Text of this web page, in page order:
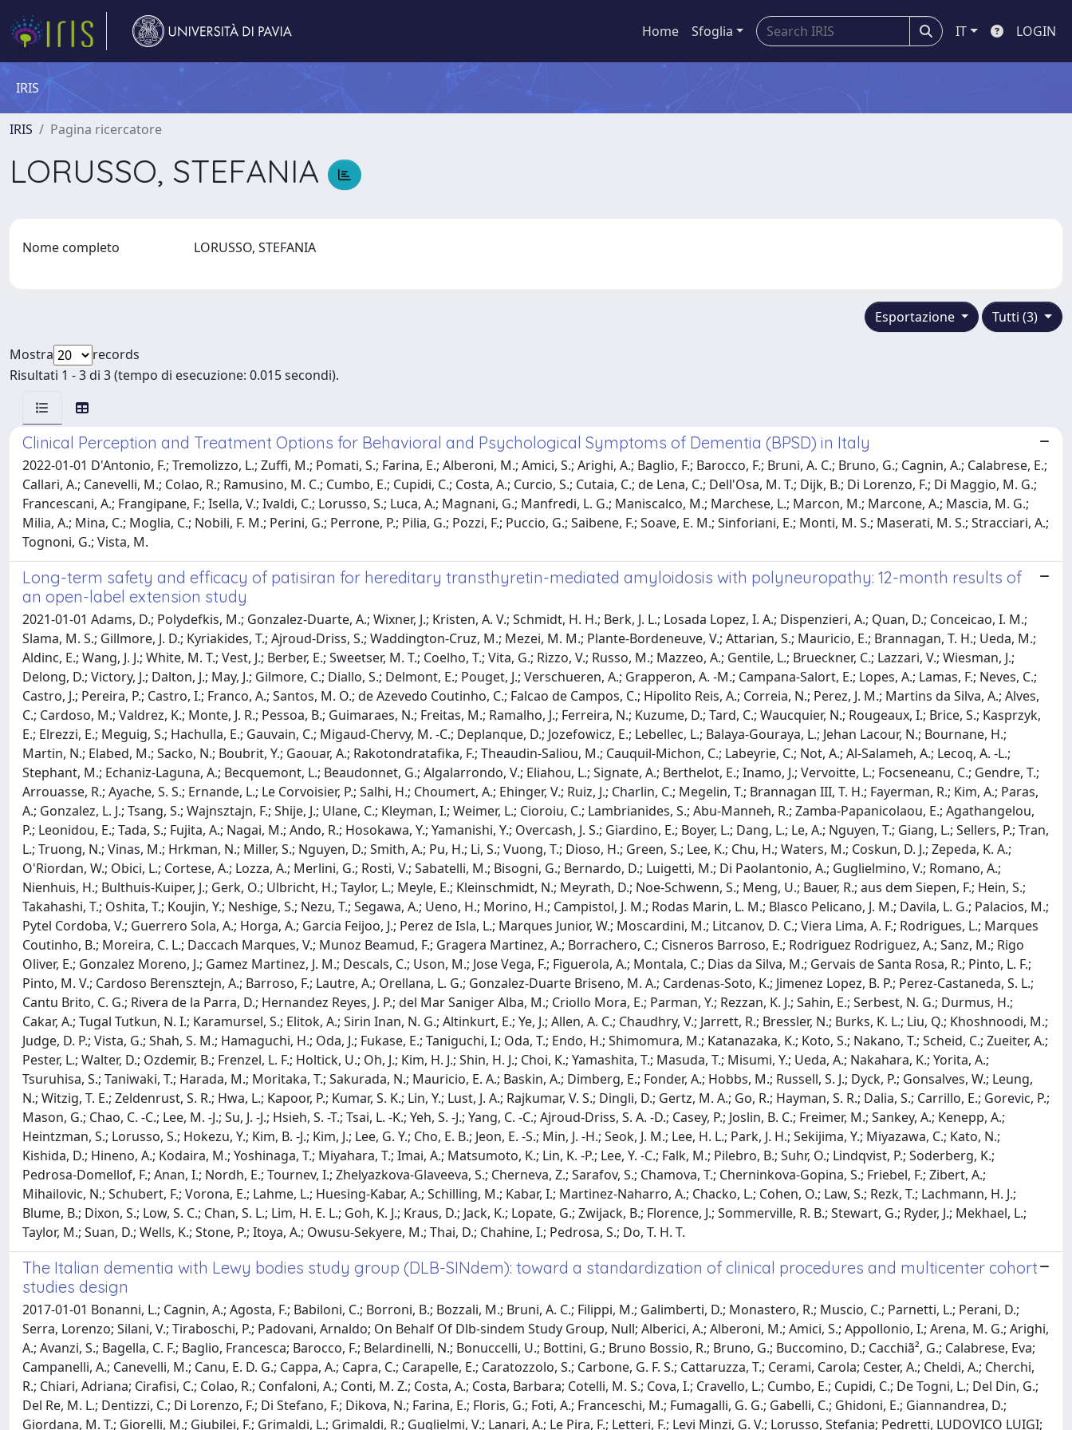
Home Sfoglia IT LOGIN
IRIS
IRIS Pagina ricercatore
LORUSSO, STEFANIA
Nome completo LORUSSO, STEFANIA
Tutti (3)
Esportazione
Mostra
records
Risultati 1 - 3 di 3 (tempo di esecuzione: 0.015 secondi).
Clinical Perception and Treatment Options for Behavioral and Psychological Symptoms of Dementia (BPSD) in Italy
2022-01-01 D'Antonio, F.; Tremolizzo, L.; Zuffi, M.; Pomati, S.; Farina, E.; Alberoni, M.; Amici, S.; Arighi, A.; Baglio, F.; Barocco, F.; Bruni, A. C.; Bruno, G.; Cagnin, A.; Calabrese, E.;
Callari, A.; Canevelli, M.; Colao, R.; Ramusino, M. C.; Cumbo, E.; Cupidi, C.; Costa, A.; Curcio, S.; Cutaia, C.; de Lena, C.; Dell'Osa, M. T.; Dijk, B.; Di Lorenzo, F.; Di Maggio, M. G.;
Francescani, A.; Frangipane, F.; Isella, V.; Ivaldi, C.; Lorusso, S.; Luca, A.; Magnani, G.; Manfredi, L. G.; Maniscalco, M.; Marchese, L.; Marcon, M.; Marcone, A.; Mascia, M. G.;
Milia, A.; Mina, C.; Moglia, C.; Nobili, F. M.; Perini, G.; Perrone, P.; Pilia, G.; Pozzi, F.; Puccio, G.; Saibene, F.; Soave, E. M.; Sinforiani, E.; Monti, M. S.; Maserati, M. S.; Stracciari, A.;
Tognoni, G.; Vista, M.
Long-term safety and efficacy of patisiran for hereditary transthyretin-mediated amyloidosis with polyneuropathy: 12-month results of
an open-label extension study
2021-01-01 Adams, D.; Polydefkis, M.; Gonzalez-Duarte, A.; Wixner, J.; Kristen, A. V.; Schmidt, H. H.; Berk, J. L.; Losada Lopez, I. A.; Dispenzieri, A.; Quan, D.; Conceicao, I. M.;
Slama, M. S.; Gillmore, J. D.; Kyriakides, T.; Ajroud-Driss, S.; Waddington-Cruz, M.; Mezei, M. M.; Plante-Bordeneuve, V.; Attarian, S.; Mauricio, E.; Brannagan, T. H.; Ueda, M.;
Aldinc, E.; Wang, J. J.; White, M. T.; Vest, J.; Berber, E.; Sweetser, M. T.; Coelho, T.; Vita, G.; Rizzo, V.; Russo, M.; Mazzeo, A.; Gentile, L.; Brueckner, C.; Lazzari, V.; Wiesman, J.;
Delong, D.; Victory, J.; Dalton, J.; May, J.; Gilmore, C.; Diallo, S.; Delmont, E.; Pouget, J.; Verschueren, A.; Grapperon, A. -M.; Campana-Salort, E.; Lopes, A.; Lamas, F.; Neves, C.;
Castro, J.; Pereira, P.; Castro, I.; Franco, A.; Santos, M. O.; de Azevedo Coutinho, C.; Falcao de Campos, C.; Hipolito Reis, A.; Correia, N.; Perez, J. M.; Martins da Silva, A.; Alves,
C.; Cardoso, M.; Valdrez, K.; Monte, J. R.; Pessoa, B.; Guimaraes, N.; Freitas, M.; Ramalho, J.; Ferreira, N.; Kuzume, D.; Tard, C.; Waucquier, N.; Rougeaux, I.; Brice, S.; Kasprzyk,
E.; Elrezzi, E.; Meguig, S.; Hachulla, E.; Gauvain, C.; Migaud-Chervy, M. -C.; Deplanque, D.; Jozefowicz, E.; Lebellec, L.; Balaya-Gouraya, L.; Jehan Lacour, N.; Bournane, H.;
Martin, N.; Elabed, M.; Sacko, N.; Boubrit, Y.; Gaouar, A.; Rakotondratafika, F.; Theaudin-Saliou, M.; Cauquil-Michon, C.; Labeyrie, C.; Not, A.; Al-Salameh, A.; Lecoq, A. -L.;
Stephant, M.; Echaniz-Laguna, A.; Becquemont, L.; Beaudonnet, G.; Algalarrondo, V.; Eliahou, L.; Signate, A.; Berthelot, E.; Inamo, J.; Vervoitte, L.; Focseneanu, C.; Gendre, T.;
Arrouasse, R.; Ayache, S. S.; Ernande, L.; Le Corvoisier, P.; Salhi, H.; Choumert, A.; Ehinger, V.; Ruiz, J.; Charlin, C.; Megelin, T.; Brannagan III, T. H.; Fayerman, R.; Kim, A.; Paras,
A.; Gonzalez, L. J.; Tsang, S.; Wajnsztajn, F.; Shije, J.; Ulane, C.; Kleyman, I.; Weimer, L.; Cioroiu, C.; Lambrianides, S.; Abu-Manneh, R.; Zamba-Papanicolaou, E.; Agathangelou,
P.; Leonidou, E.; Tada, S.; Fujita, A.; Nagai, M.; Ando, R.; Hosokawa, Y.; Yamanishi, Y.; Overcash, J. S.; Giardino, E.; Boyer, L.; Dang, L.; Le, A.; Nguyen, T.; Giang, L.; Sellers, P.; Tran,
L.; Truong, N.; Vinas, M.; Hrkman, N.; Miller, S.; Nguyen, D.; Smith, A.; Pu, H.; Li, S.; Vuong, T.; Dioso, H.; Green, S.; Lee, K.; Chu, H.; Waters, M.; Coskun, D. J.; Zepeda, K. A.;
O'Riordan, W.; Obici, L.; Cortese, A.; Lozza, A.; Merlini, G.; Rosti, V.; Sabatelli, M.; Bisogni, G.; Bernardo, D.; Luigetti, M.; Di Paolantonio, A.; Guglielmino, V.; Romano, A.;
Nienhuis, H.; Bulthuis-Kuiper, J.; Gerk, O.; Ulbricht, H.; Taylor, L.; Meyle, E.; Kleinschmidt, N.; Meyrath, D.; Noe-Schwenn, S.; Meng, U.; Bauer, R.; aus dem Siepen, F.; Hein, S.;
Takahashi, T.; Oshita, T.; Koujin, Y.; Neshige, S.; Nezu, T.; Segawa, A.; Ueno, H.; Morino, H.; Campistol, J. M.; Rodas Marin, L. M.; Blasco Pelicano, J. M.; Davila, L. G.; Palacios, M.;
Pytel Cordoba, V.; Guerrero Sola, A.; Horga, A.; Garcia Feijoo, J.; Perez de Isla, L.; Marques Junior, W.; Moscardini, M.; Litcanov, D. C.; Viera Lima, A. F.; Rodrigues, L.; Marques
Coutinho, B.; Moreira, C. L.; Daccach Marques, V.; Munoz Beamud, F.; Gragera Martinez, A.; Borrachero, C.; Cisneros Barroso, E.; Rodriguez Rodriguez, A.; Sanz, M.; Rigo
Oliver, E.; Gonzalez Moreno, J.; Gamez Martinez, J. M.; Descals, C.; Uson, M.; Jose Vega, F.; Figuerola, A.; Montala, C.; Dias da Silva, M.; Gervais de Santa Rosa, R.; Pinto, L. F.;
Pinto, M. V.; Cardoso Berensztejn, A.; Barroso, F.; Lautre, A.; Orellana, L. G.; Gonzalez-Duarte Briseno, M. A.; Cardenas-Soto, K.; Jimenez Lopez, B. P.; Perez-Castaneda, S. L.;
Cantu Brito, C. G.; Rivera de la Parra, D.; Hernandez Reyes, J. P.; del Mar Saniger Alba, M.; Criollo Mora, E.; Parman, Y.; Rezzan, K. J.; Sahin, E.; Serbest, N. G.; Durmus, H.;
Cakar, A.; Tugal Tutkun, N. I.; Karamursel, S.; Elitok, A.; Sirin Inan, N. G.; Altinkurt, E.; Ye, J.; Allen, A. C.; Chaudhry, V.; Jarrett, R.; Bressler, N.; Burks, K. L.; Liu, Q.; Khoshnoodi, M.;
Judge, D. P.; Vista, G.; Shah, S. M.; Hamaguchi, H.; Oda, J.; Fukase, E.; Taniguchi, I.; Oda, T.; Endo, H.; Shimomura, M.; Katanazaka, K.; Koto, S.; Nakano, T.; Scheid, C.; Zueiter, A.;
Pester, L.; Walter, D.; Ozdemir, B.; Frenzel, L. F.; Holtick, U.; Oh, J.; Kim, H. J.; Shin, H. J.; Choi, K.; Yamashita, T.; Masuda, T.; Misumi, Y.; Ueda, A.; Nakahara, K.; Yorita, A.;
Tsuruhisa, S.; Taniwaki, T.; Harada, M.; Moritaka, T.; Sakurada, N.; Mauricio, E. A.; Baskin, A.; Dimberg, E.; Fonder, A.; Hobbs, M.; Russell, S. J.; Dyck, P.; Gonsalves, W.; Leung,
N.; Witzig, T. E.; Zeldenrust, S. R.; Hwa, L.; Kapoor, P.; Kumar, S. K.; Lin, Y.; Lust, J. A.; Rajkumar, V. S.; Dingli, D.; Gertz, M. A.; Go, R.; Hayman, S. R.; Dalia, S.; Carrillo, E.; Gorevic, P.;
Mason, G.; Chao, C. -C.; Lee, M. -J.; Su, J. -J.; Hsieh, S. -T.; Tsai, L. -K.; Yeh, S. -J.; Yang, C. -C.; Ajroud-Driss, S. A. -D.; Casey, P.; Joslin, B. C.; Freimer, M.; Sankey, A.; Kenepp, A.;
Heintzman, S.; Lorusso, S.; Hokezu, Y.; Kim, B. -J.; Kim, J.; Lee, G. Y.; Cho, E. B.; Jeon, E. -S.; Min, J. -H.; Seok, J. M.; Lee, H. L.; Park, J. H.; Sekijima, Y.; Miyazawa, C.; Kato, N.;
Kishida, D.; Hineno, A.; Kodaira, M.; Yoshinaga, T.; Miyahara, T.; Imai, A.; Matsumoto, K.; Lin, K. -P.; Lee, Y. -C.; Falk, M.; Pilebro, B.; Suhr, O.; Lindqvist, P.; Soderberg, K.;
Pedrosa-Domellof, F.; Anan, I.; Nordh, E.; Tournev, I.; Zhelyazkova-Glaveeva, S.; Cherneva, Z.; Sarafov, S.; Chamova, T.; Cherninkova-Gopina, S.; Friebel, F.; Zibert, A.;
Mihailovic, N.; Schubert, F.; Vorona, E.; Lahme, L.; Huesing-Kabar, A.; Schilling, M.; Kabar, I.; Martinez-Naharro, A.; Chacko, L.; Cohen, O.; Law, S.; Rezk, T.; Lachmann, H. J.;
Blume, B.; Dixon, S.; Low, S. C.; Chan, S. L.; Lim, H. E. L.; Goh, K. J.; Kraus, D.; Jack, K.; Lopate, G.; Zwijack, B.; Florence, J.; Sommerville, R. B.; Stewart, G.; Ryder, J.; Mekhael, L.;
Taylor, M.; Suan, D.; Wells, K.; Stone, P.; Itoya, A.; Owusu-Sekyere, M.; Thai, D.; Chahine, I.; Pedrosa, S.; Do, T. H. T.
The Italian dementia with Lewy bodies study group (DLB-SINdem): toward a standardization of clinical procedures and multicenter cohort
studies design
2017-01-01 Bonanni, L.; Cagnin, A.; Agosta, F.; Babiloni, C.; Borroni, B.; Bozzali, M.; Bruni, A. C.; Filippi, M.; Galimberti, D.; Monastero, R.; Muscio, C.; Parnetti, L.; Perani, D.;
Serra, Lorenzo; Silani, V.; Tiraboschi, P.; Padovani, Arnaldo; On Behalf Of Dlb-sindem Study Group, Null; Alberici, A.; Alberoni, M.; Amici, S.; Appollonio, I.; Arena, M. G.; Arighi,
A.; Avanzi, S.; Bagella, C. F.; Baglio, Francesca; Barocco, F.; Belardinelli, N.; Bonuccelli, U.; Bottini, G.; Bruno Bossio, R.; Bruno, G.; Buccomino, D.; Cacchiã², G.; Calabrese, Eva;
Campanelli, A.; Canevelli, M.; Canu, E. D. G.; Cappa, A.; Capra, C.; Carapelle, E.; Caratozzolo, S.; Carbone, G. F. S.; Cattaruzza, T.; Cerami, Carola; Cester, A.; Cheldi, A.; Cherchi,
R.; Chiari, Adriana; Cirafisi, C.; Colao, R.; Confaloni, A.; Conti, M. Z.; Costa, A.; Costa, Barbara; Cotelli, M. S.; Cova, I.; Cravello, L.; Cumbo, E.; Cupidi, C.; De Togni, L.; Del Din, G.;
Del Re, M. L.; Dentizzi, C.; Di Lorenzo, F.; Di Stefano, F.; Dikova, N.; Farina, E.; Floris, G.; Foti, A.; Franceschi, M.; Fumagalli, G. G.; Gabelli, C.; Ghidoni, E.; Giannandrea, D.;
Giordana, M. T.; Giorelli, M.; Giubilei, F.; Grimaldi, L.; Grimaldi, R.; Guglielmi, V.; Lanari, A.; Le Pira, F.; Letteri, F.; Levi Minzi, G. V.; Lorusso, Stefania; Pedretti, LUDOVICO LUIGI;